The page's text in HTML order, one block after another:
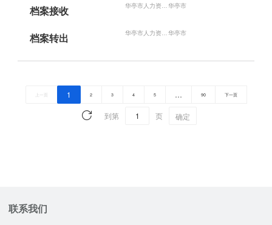
档案接收 华亭市
档案转出 华亭市
上一页 1 2 3 4 5 … 90 下一页
到第 页 确定
联系我们